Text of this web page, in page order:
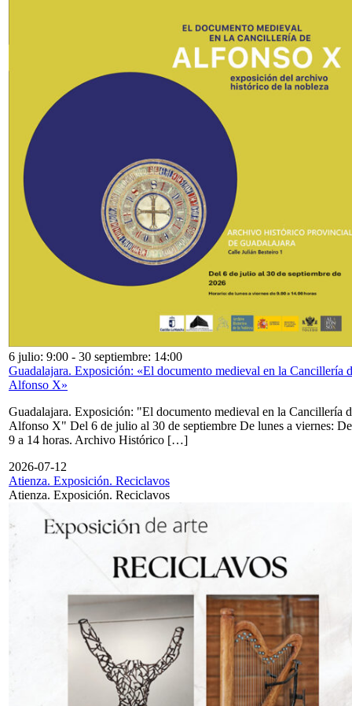
6 julio: 9:00 - 30 septiembre: 14:00
Guadalajara. Exposición: «El documento medieval en la Cancillería
Alfonso X»
Guadalajara. Exposición: "El documento medieval en la Cancillería
Alfonso X" Del 6 de julio al 30 de septiembre De lunes a viernes: De
9 a 14 horas. Archivo Histórico […]
2026-07-12
Atienza. Exposición. Reciclavos
Atienza. Exposición. Reciclavos